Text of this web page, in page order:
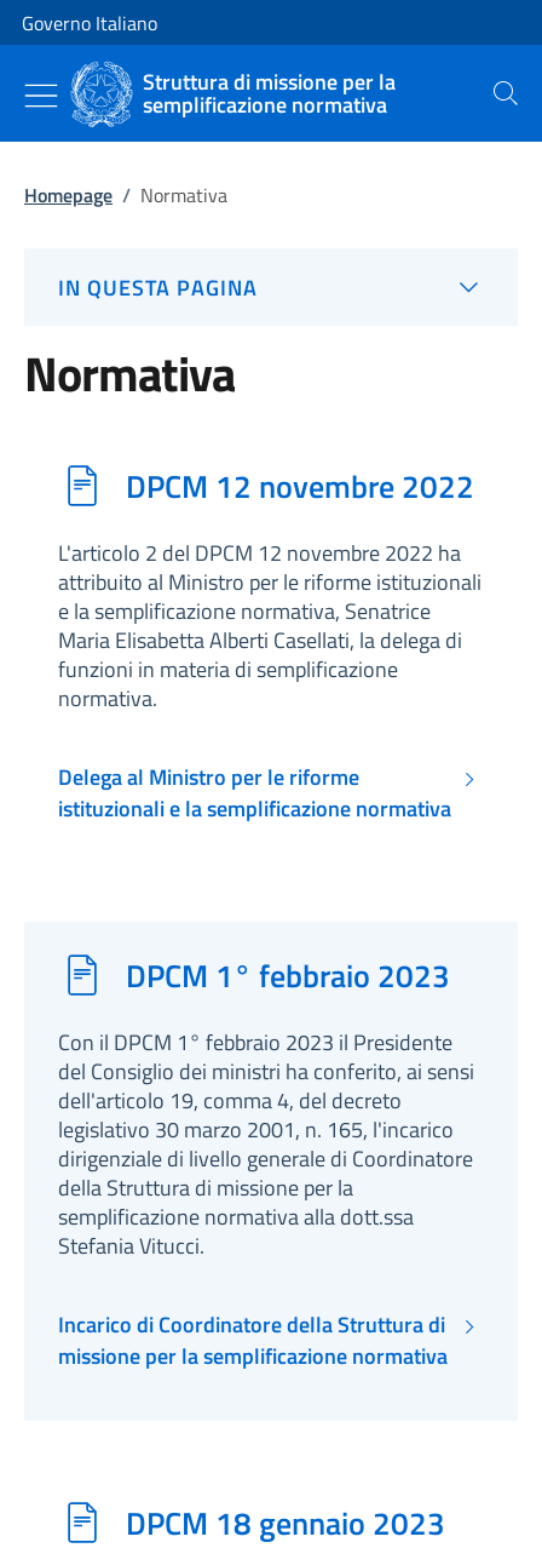
Vai al contenuto
Vai alla navigazione del sito
Governo Italiano
Struttura di missione per la
semplificazione normativa Cerca
Homepage / Normativa
IN QUESTA PAGINA
Normativa
DPCM 12 novembre 2022
L'articolo 2 del DPCM 12 novembre 2022 ha
attribuito al Ministro per le riforme istituzionali
e la semplificazione normativa, Senatrice
Maria Elisabetta Alberti Casellati, la delega di
funzioni in materia di semplificazione
normativa.
Delega al Ministro per le riforme
istituzionali e la semplificazione normativa
DPCM 1° febbraio 2023
Con il DPCM 1° febbraio 2023 il Presidente
del Consiglio dei ministri ha conferito, ai sensi
dell'articolo 19, comma 4, del decreto
legislativo 30 marzo 2001, n. 165, l'incarico
dirigenziale di livello generale di Coordinatore
della Struttura di missione per la
semplificazione normativa alla dott.ssa
Stefania Vitucci.
Incarico di Coordinatore della Struttura di
missione per la semplificazione normativa
DPCM 18 gennaio 2023